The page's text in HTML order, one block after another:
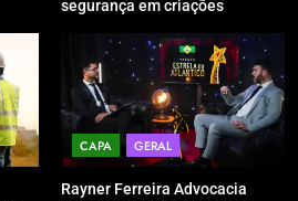
segurança em criações
CAPA GERAL
Rayner Ferreira Advocacia